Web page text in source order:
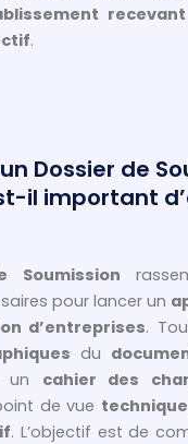
.
Dossier de
il important
Soumission
pour lancer un
d’entreprises.
du
un cahier des
de vue
. L’objectif est de